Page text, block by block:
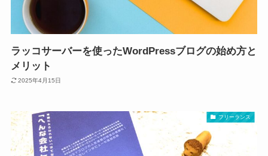
ラッコサーバーを使ったWordPressブログの始め方と
メリット
2025年4月15日
フリーランス